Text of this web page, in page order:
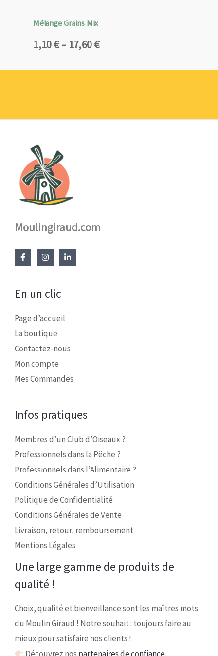
Mélange Grains Mix
1,10€– 17,60€
Plage
prix :
Moulingiraud.com
En un clic
Page d’accueil
La boutique
Contactez-nous
Mon compte
Mes Commandes
Infos pratiques
Membres d’un Club d’Oiseaux ?
Professionnels dans la Pêche ?
Professionnels dans l’Alimentaire ?
Conditions Générales d’Utilisation
Politique de Confidentialité
Conditions Générales de Vente
Livraison, retour, remboursement
Mentions Légales
Une large gamme de produits de
qualité !
Choix, qualité et bienveillance sont les maîtres mots
du Moulin Giraud ! Notre souhait : toujours faire au
mieux pour satisfaire nos clients !
Découvrez nos partenaires de confiance.